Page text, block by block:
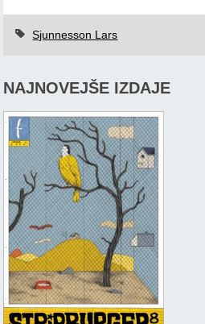
Sjunnesson Lars
NAJNOVEJŠE IZDAJE